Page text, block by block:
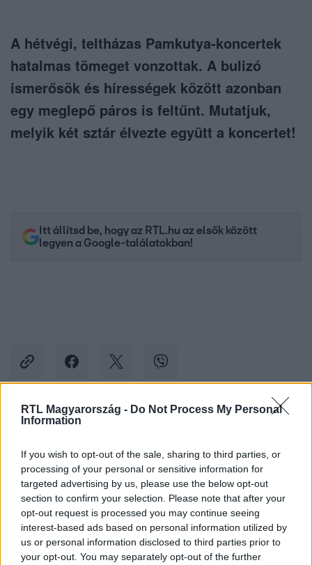
RTL Magyarország - Do Not Process My Personal
Information
If you wish to opt-out of the sale, sharing to third parties, or
processing of your personal or sensitive information for
targeted advertising by us, please use the below opt-out
section to confirm your selection. Please note that after your
opt-out request is processed you may continue seeing
interest-based ads based on personal information utilized by
us or personal information disclosed to third parties prior to
your opt-out. You may separately opt-out of the further
A hétvégi, teltházas Pamkutya-koncertek
hatalmas tömeget vonzottak. A bulizó
ismerősök és hírességek között azonban
egy meglepő páros is feltűnt. Mutatjuk,
melyik két sztár élvezte együtt a koncertet!
Itt állítsd be, hogy az RTL.hu az elsők között
legyen a Google-találatokban!
Kövess minket, és értesülj a friss hírekről a
Követem